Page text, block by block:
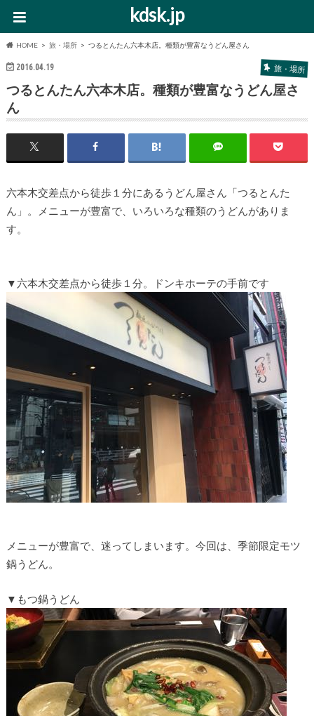
kdsk.jp
HOME 旅・場所 つるとんたん六本木店。種類が豊富なうどん屋さん
2016.04.19 旅・場所
つるとんたん六本木店。種類が豊富なうどん屋さ
ん
六本木交差点から徒歩１分にあるうどん屋さん「つるとんた
ん」。メニューが豊富で、いろいろな種類のうどんがありま
す。
▼六本木交差点から徒歩１分。ドンキホーテの手前です
メニューが豊富で、迷ってしまいます。今回は、季節限定モツ
鍋うどん。
▼もつ鍋うどん